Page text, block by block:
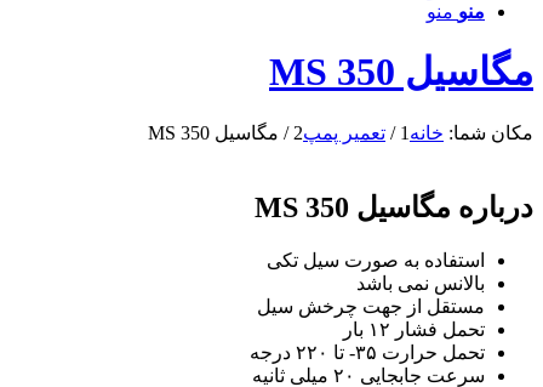
منو منو
مگاسیل MS 350
مکان شما: خانه 1
/ تعمیر پمپ2
/ مگاسیل MS 350
درباره مگاسیل MS 350
استفاده به صورت سیل تکی
بالانس نمی باشد
مستقل از جهت چرخش سیل
تحمل فشار ۱۲ بار
تحمل حرارت ۳۵- تا ۲۲۰ درجه
سرعت جابجایی ۲۰ میلی ثانیه